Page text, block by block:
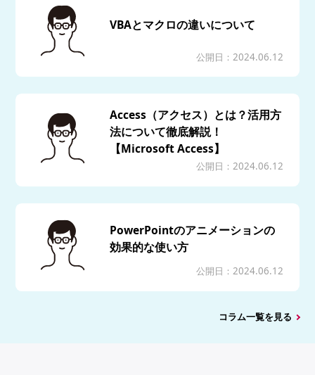
VBAとマクロの違いについて
公開日：2024.06.12
Access（アクセス）とは？活用方
法について徹底解説！
【Microsoft Access】
公開日：2024.06.12
PowerPointのアニメーションの
効果的な使い方
公開日：2024.06.12
コラム一覧を見る